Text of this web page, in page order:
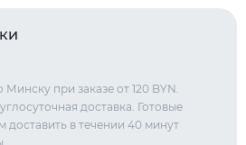
Минску при заказе от 120 BYN.
доставка. Готовые
доставить в течении 40 минут